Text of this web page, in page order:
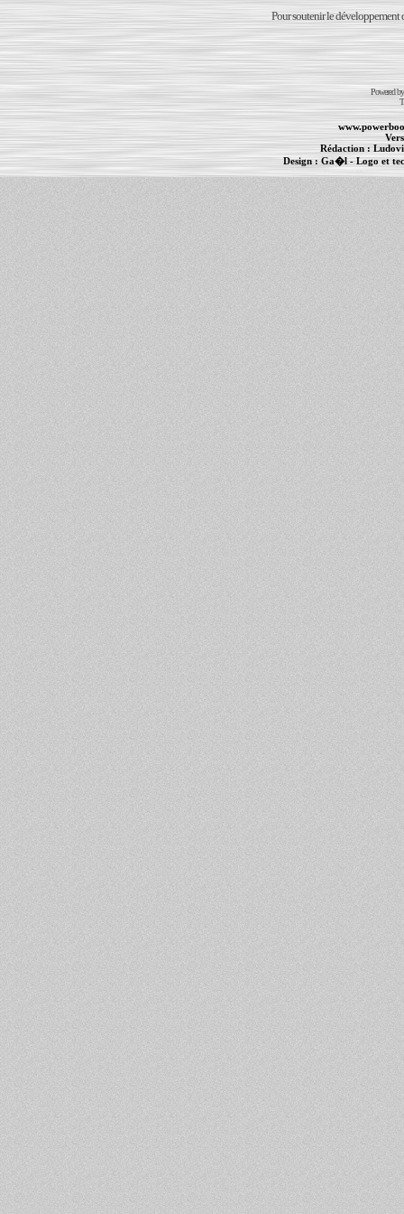
Pour soutenir le développement
Powered
Rédaction :
Design :Ga�l- Logo et
PowerBook